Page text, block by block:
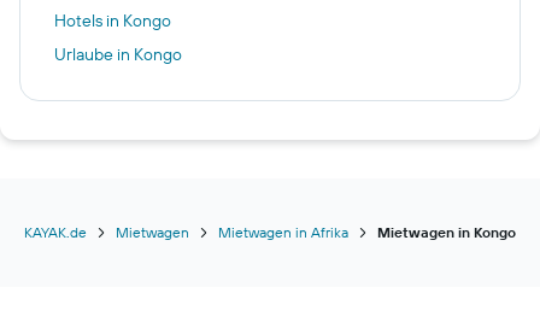
Hotels in Kongo
Urlaube in Kongo
KAYAK.de Mietwagen Mietwagen in Afrika Mietwagen in Kongo